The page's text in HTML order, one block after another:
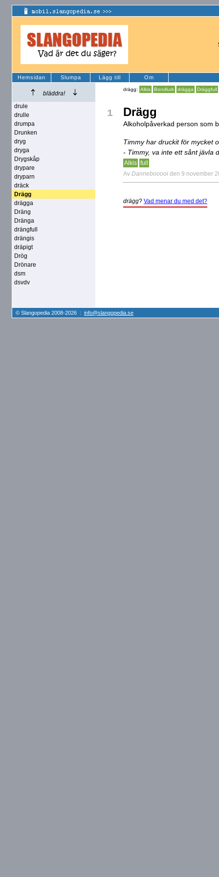
Hemsidan Slumpa Lägg till Om
bläddra!
drule
drulle
drumpa
Drunken
dryg
dryga
Drygskåp
drypare
dryparn
dräck
Drägg
drägga
Dräng
Dränga
drängfull
drängis
dräpigt
Drög
Drönare
dsm
dsvdv
drägg: Alkis Bondlurk drägga Dräggfull
1 Drägg
Alkoholpåverkad person som
Timmy har druckit för mycket
- Timmy, va inte ett sånt jävla
Alkis full
Av Dannebooooi den 9 november
drägg? Vad menar du med det?
© Slangopedia 2008-2026 : info@slangopedia.se